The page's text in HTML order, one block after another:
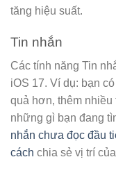
tăng hiệu suất.
Tin nhắn
Các tính năng Tin
iOS 17. Ví dụ: bạn
quả hơn, thêm nhiều
những gì bạn đang
nhắn chưa đọc đầu
cách chia sẻ vị trí